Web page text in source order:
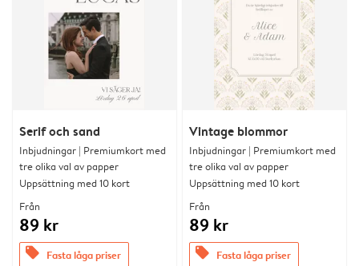
Serif och sand
Inbjudningar | Premiumkort med
tre olika val av papper
Uppsättning med 10 kort
Från
89 kr
offers Fasta låga priser
Vintage blommor
Inbjudningar | Premiumkort med
tre olika val av papper
Uppsättning med 10 kort
Från
89 kr
offers Fasta låga priser